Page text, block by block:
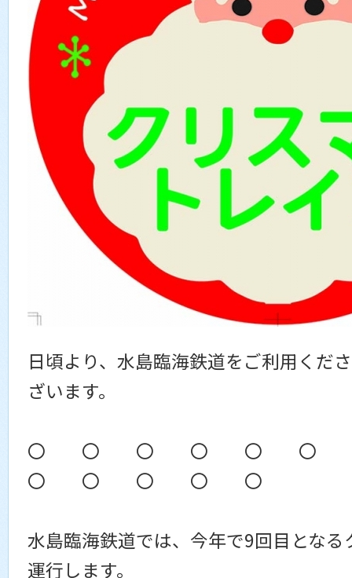
日頃より、水島臨海鉄道をご利用くだ
ざいます。
〇 〇 〇 〇 〇
〇 〇 〇 〇 〇
水島臨海鉄道では、今年で9回目とな
運行します。